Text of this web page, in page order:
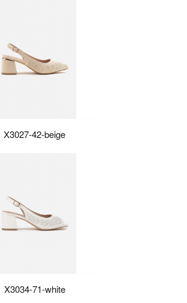
X3027-42-beige
X3034-71-white